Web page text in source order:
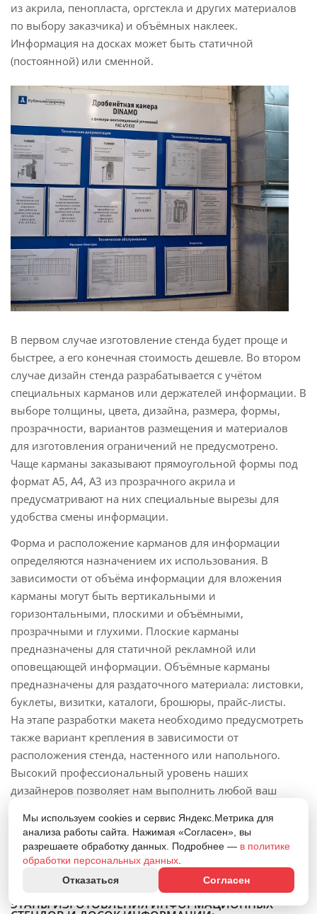
из акрила, пенопласта, оргстекла и других материалов
по выбору заказчика) и объёмных наклеек.
Информация на досках может быть статичной
(постоянной) или сменной.
В первом случае изготовление стенда будет проще и
быстрее, а его конечная стоимость дешевле. Во втором
случае дизайн стенда разрабатывается с учётом
специальных карманов или держателей информации. В
выборе толщины, цвета, дизайна, размера, формы,
прозрачности, вариантов размещения и материалов
для изготовления ограничений не предусмотрено.
Чаще карманы заказывают прямоугольной формы под
формат А5, А4, А3 из прозрачного акрила и
предусматривают на них специальные вырезы для
удобства смены информации.
Форма и расположение карманов для информации
определяются назначением их использования. В
зависимости от объёма информации для вложения
карманы могут быть вертикальными и
горизонтальными, плоскими и объёмными,
прозрачными и глухими. Плоские карманы
предназначены для статичной рекламной или
оповещающей информации. Объёмные карманы
предназначены для раздаточного материала: листовки,
буклеты, визитки, каталоги, брошюры, прайс-листы.
На этапе разработки макета необходимо предусмотреть
также вариант крепления в зависимости от
расположения стенда, настенного или напольного.
Высокий профессиональный уровень наших
дизайнеров позволяет нам выполнить любой ваш
порядке Вы получаете возможность увидеть 3D модель
стенда непосредственно до начала его производства,
внести необходимые изменения в макети быть
уверенным в конечном результате.
ЭТАПЫ ИЗГОТОВЛЕНИЯ ИНФОРМАЦИОННЫХ
Мы используем cookies и сервис Яндекс.Метрика для
анализа работы сайта. Нажимая «Согласен», вы
разрешаете обработку данных. Подробнее — в политике
обработки персональных данных
Отказаться
Согласен